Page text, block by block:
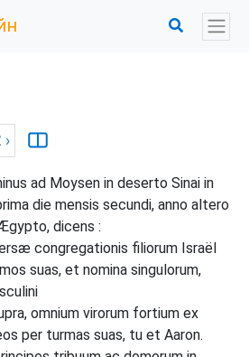
›
ad Moysen in deserto Sinai in
die mensis secundi, anno altero
dicens :
congregationis filiorum Israël
suas, et nomina singulorum,
omnium virorum fortium ex
per turmas suas, tu et Aaron.